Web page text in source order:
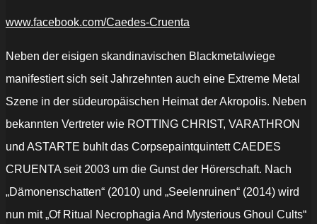
www.facebook.com/Caedes-Cruenta
Neben der eisigen skandinavischen Blackmetalwiege
manifestiert sich seit Jahrzehnten auch eine Extreme Metal
Szene in der südeuropäischen Heimat der Akropolis. Neben
bekannten Vertreter wie ROTTING CHRIST, VARATHRON
und ASTARTE buhlt das Corpsepaintquintett CAEDES
CRUENTA seit 2003 um die Gunst der Hörerschaft. Nach
„Dämonenschatten“ (2010) und „Seelenruinen“ (2014) wird
nun mit „Of Ritual Necrophagia And Mysterious Ghoul Cults“